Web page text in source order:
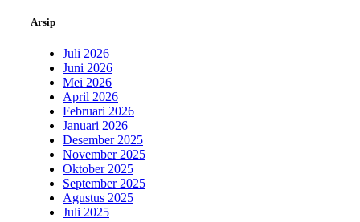
Arsip
Juli 2026
Juni 2026
Mei 2026
April 2026
Februari 2026
Januari 2026
Desember 2025
November 2025
Oktober 2025
September 2025
Agustus 2025
Juli 2025